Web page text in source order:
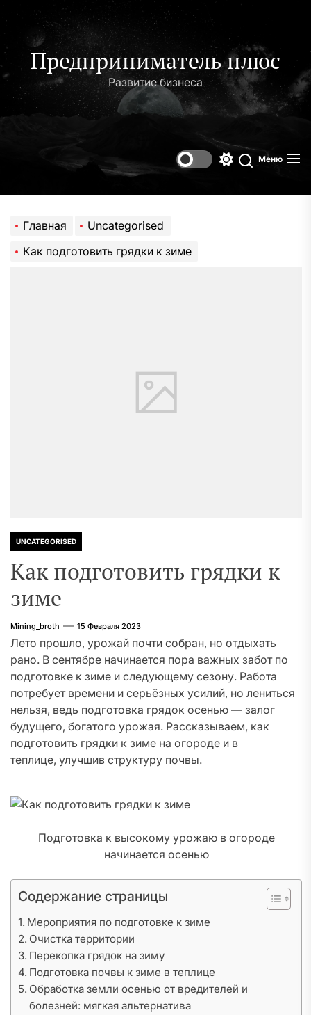
содержимому
Предприниматель плюс
Развитие бизнеса
Поиск
Меню
Главная
Uncategorised
Как подготовить грядки к зиме
UNCATEGORISED
Как подготовить грядки к
зиме
Mining_broth 15 Февраля 2023
Лето прошло, урожай почти собран, но отдыхать
рано. В сентябре начинается пора важных забот по
подготовке к зиме и следующему сезону. Работа
потребует времени и серьёзных усилий, но лениться
нельзя, ведь подготовка грядок осенью — залог
будущего, богатого урожая. Рассказываем, как
подготовить грядки к зиме на огороде и в
теплице, улучшив структуру почвы.
Подготовка к высокому урожаю в огороде
начинается осенью
Содержание страницы
Мероприятия по подготовке к зиме
Очистка территории
Перекопка грядок на зиму
Подготовка почвы к зиме в теплице
Обработка земли осенью от вредителей и
болезней: мягкая альтернатива